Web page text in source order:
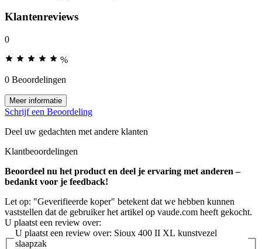
Klantenreviews
0
%
0 Beoordelingen
Meer informatie
Schrijf een Beoordeling
Deel uw gedachten met andere klanten
Klantbeoordelingen
Beoordeel nu het product en deel je ervaring met anderen –
bedankt voor je feedback!
Let op: "Geverifieerde koper" betekent dat we hebben kunnen
vaststellen dat de gebruiker het artikel op vaude.com heeft gekocht.
U plaatst een review over:
U plaatst een review over: Sioux 400 II XL kunstvezel
slaapzak